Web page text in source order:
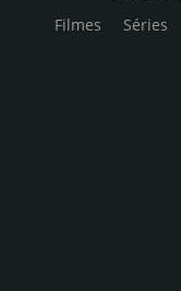
Filmes Séries